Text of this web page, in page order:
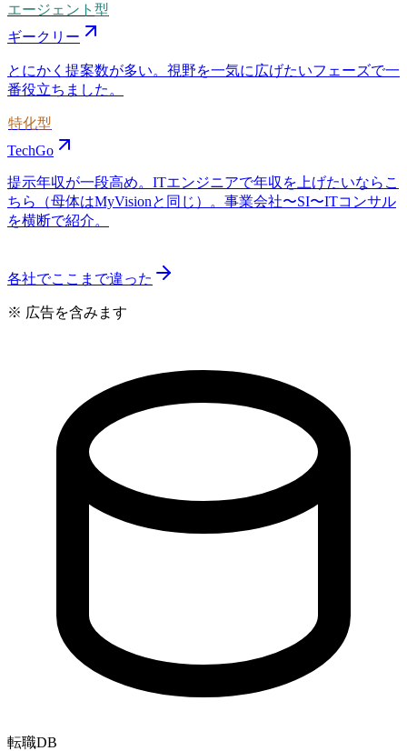
エージェント型
ギークリー
とにかく提案数が多い。視野を一気に広げたいフェーズで一
番役立ちました。
特化型
TechGo
提示年収が一段高め。ITエンジニアで年収を上げたいならこ
ちら（母体はMyVisionと同じ）。事業会社〜SI〜ITコンサル
を横断で紹介。
各社でここまで違った
※ 広告を含みます
転職DB